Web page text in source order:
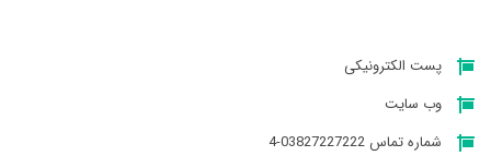
پست الکترونیکی
وب سایت
شماره تماس 03827227222-4